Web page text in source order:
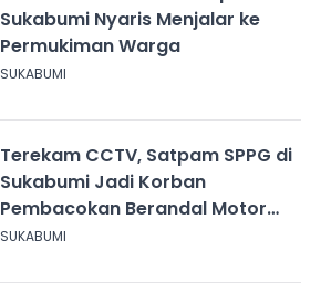
Sukabumi Nyaris Menjalar ke
Permukiman Warga
SUKABUMI
Terekam CCTV, Satpam SPPG di
Sukabumi Jadi Korban
Pembacokan Berandal Motor
Berbendera Persib
SUKABUMI